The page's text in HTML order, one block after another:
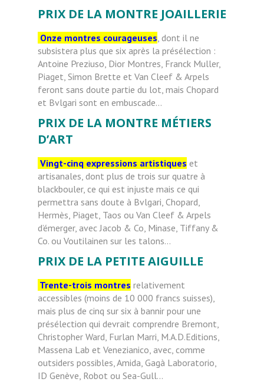
PRIX DE LA MONTRE JOAILLERIE
Onze montres courageuses , dont il ne
subsistera plus que six après la présélection :
Antoine Preziuso, Dior Montres, Franck Muller,
Piaget, Simon Brette et Van Cleef & Arpels
feront sans doute partie du lot, mais Chopard
et Bvlgari sont en embuscade…
PRIX DE LA MONTRE MÉTIERS
D’ART
Vingt-cinq expressions artistiques et
artisanales, dont plus de trois sur quatre à
blackbouler, ce qui est injuste mais ce qui
permettra sans doute à Bvlgari, Chopard,
Hermès, Piaget, Taos ou Van Cleef & Arpels
d’émerger, avec Jacob & Co, Minase, Tiffany &
Co. ou Voutilainen sur les talons…
PRIX DE LA PETITE AIGUILLE
Trente-trois montres relativement
accessibles (moins de 10 000 francs suisses),
mais plus de cinq sur six à bannir pour une
présélection qui devrait comprendre Bremont,
Christopher Ward, Furlan Marri, M.A.D.Editions,
Massena Lab et Venezianico, avec, comme
outsiders possibles, Amida, Gagà Laboratorio,
ID Genève, Robot ou Sea-Gull…